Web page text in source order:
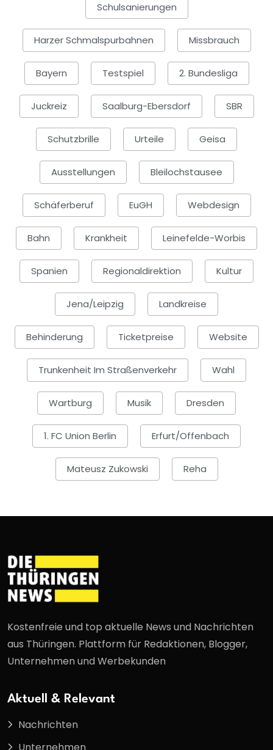
Schulsanierungen
Harzer Schmalspurbahnen Missbrauch
Bayern Testspiel 2. Bundesliga
Juckreiz Saalburg-Ebersdorf SBR
Schutzbrille Urteile Geisa
Ausstellungen Bleilochstausee
Schäferberuf EuGH Webdesign
Bahn Krankheit Leinefelde-Worbis
Spanien Regionaldirektion Kultur
Jena/Leipzig Landkreise
Behinderung Ticketpreise Website
Trunkenheit Im Straßenverkehr Wahl
Wartburg Musik Dresden
1. FC Union Berlin Erfurt/Offenbach
Mateusz Zukowski Reha
Kostenfreie und top aktuelle News und Nachrichten
aus Thüringen. Plattform für Redaktionen, Blogger,
Unternehmen und Werbekunden
Aktuell & Relevant
Nachrichten